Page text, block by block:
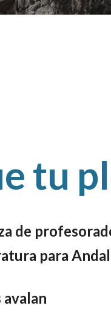
tu
de
para
avalan